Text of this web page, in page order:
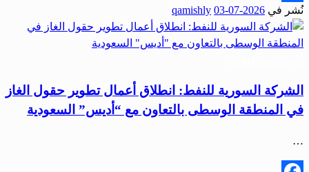
Share
نُشر في 2026-07-03
qamishly
الشركة السورية للنفط: انطلاق أعمال تطوير حقول الغاز
في المنطقة الوسطى بالتعاون مع “أديس” السعودية
…